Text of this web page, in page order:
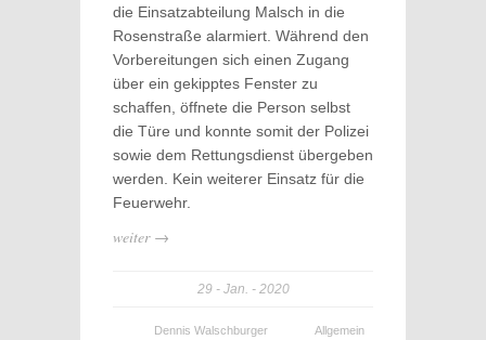
die Einsatzabteilung Malsch in die
Rosenstraße alarmiert. Während den
Vorbereitungen sich einen Zugang
über ein gekipptes Fenster zu
schaffen, öffnete die Person selbst
die Türe und konnte somit der Polizei
sowie dem Rettungsdienst übergeben
werden. Kein weiterer Einsatz für die
Feuerwehr.
weiter →
29 Jan. 2020
Dennis Walschburger
Allgemein